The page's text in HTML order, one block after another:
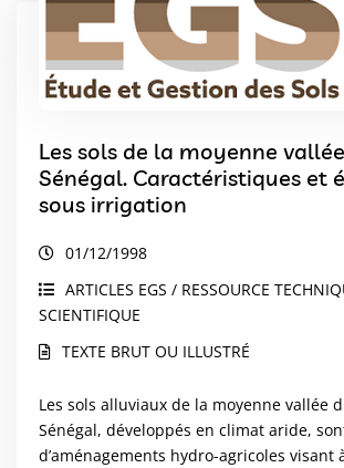
Les sols de la moyenne
Sénégal. Caractéristiques et
sous irrigation
01/12/1998
ARTICLES EGS / RESSOURCE
SCIENTIFIQUE
TEXTE BRUT OU ILLUSTRÉ
Les sols alluviaux de la moyenne vallée
Sénégal, développés en climat aride,
d’aménagements hydro-agricoles visant